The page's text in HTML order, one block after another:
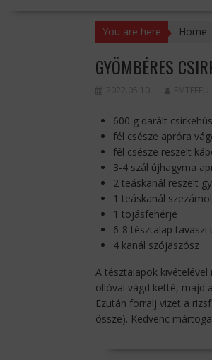
You are here Home
GYÖMBÉRES
2022.05.10. EMTEEFU
600 g darált csirkehús
fél csésze apróra
fél csésze reszelt
3-4 szál újhagyma
2 teáskanál reszelt
1 teáskanál
1 tojásfehérje
6-8 tésztalap tavaszi
4 kanál szójaszósz
A tésztalapok
ollóval vágd ketté, majd
Ezután forralj vizet a
össze). Kedvenc